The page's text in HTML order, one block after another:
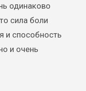
одинаково
сила боли
и способность
и очень